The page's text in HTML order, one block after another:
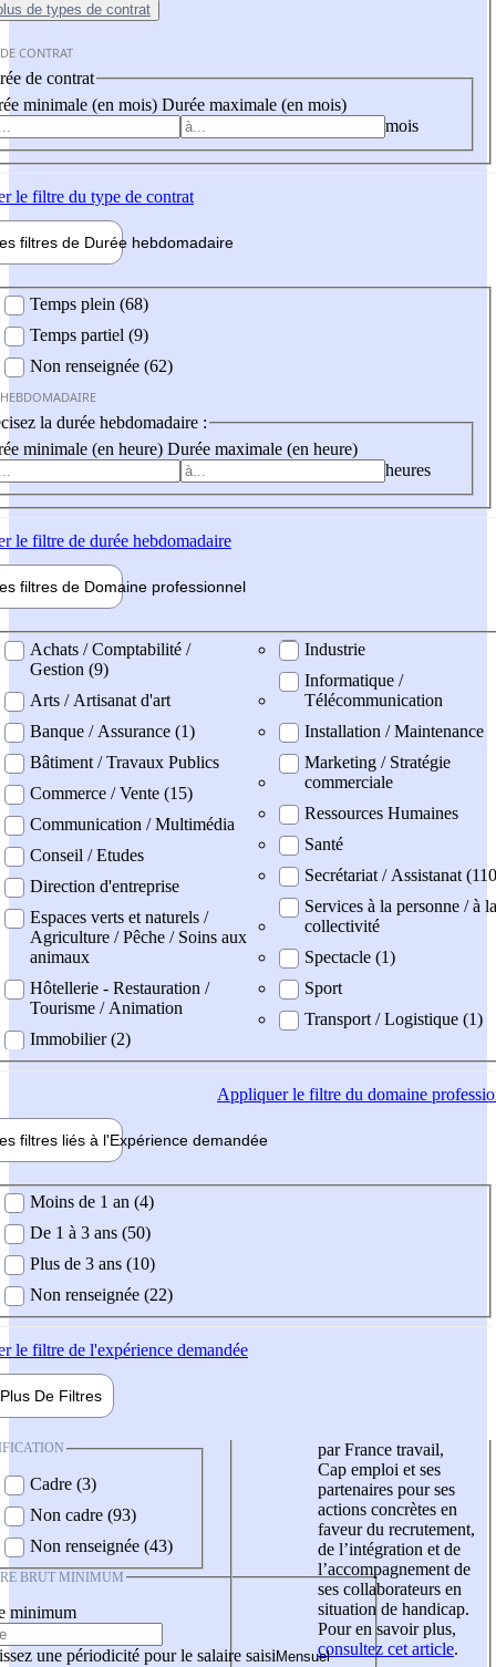
de types de contrat
CONTRAT
de contrat
minimale (en mois) Durée maximale (en mois)
mois
le filtre du type de contrat
filtres de Durée hebdomadaire
Temps plein (68)
Temps partiel (9)
Non renseignée (62)
la durée hebdomadaire :
minimale (en heure) Durée maximale (en heure)
heures
le filtre de durée hebdomadaire
filtres de Domaine professionnel
professionel
Achats / Comptabilité /
Gestion (9)
Arts / Artisanat d'art
Banque / Assurance (1)
Bâtiment / Travaux Publics
Commerce / Vente (15)
Communication / Multimédia
Conseil / Etudes
Direction d'entreprise
Espaces verts et naturels /
Agriculture / Pêche / Soins aux
animaux
Hôtellerie - Restauration /
Tourisme / Animation
Immobilier (2)
Industrie
Informatique /
Télécommunication
Installation / Maintenance
Marketing / Stratégie
commerciale
Ressources Humaines
Santé
Secrétariat / Assistanat
Services à la personne / à la
collectivité
Spectacle (1)
Sport
Transport / Logistique (1)
Appliquerle filtre du domaine
filtres liés à l'Expérience demandée
demandée
Moins de 1 an (4)
De 1 à 3 ans (50)
Plus de 3 ans (10)
Non renseignée (22)
le filtre de l'expérience demandée
Plus De Filtres
Cadre (3)
Non cadre (93)
Non renseignée (43)
BRUT MINIMUM
minimum
une périodicité pour le salaire saisi
par France travail,
Cap emploi et ses
partenaires pour ses
actions concrètes en
faveur du recrutement,
de l’intégration et de
l’accompagnement de
ses collaborateurs en
situation de handicap.
Pour en savoir plus,
consultez cet article.